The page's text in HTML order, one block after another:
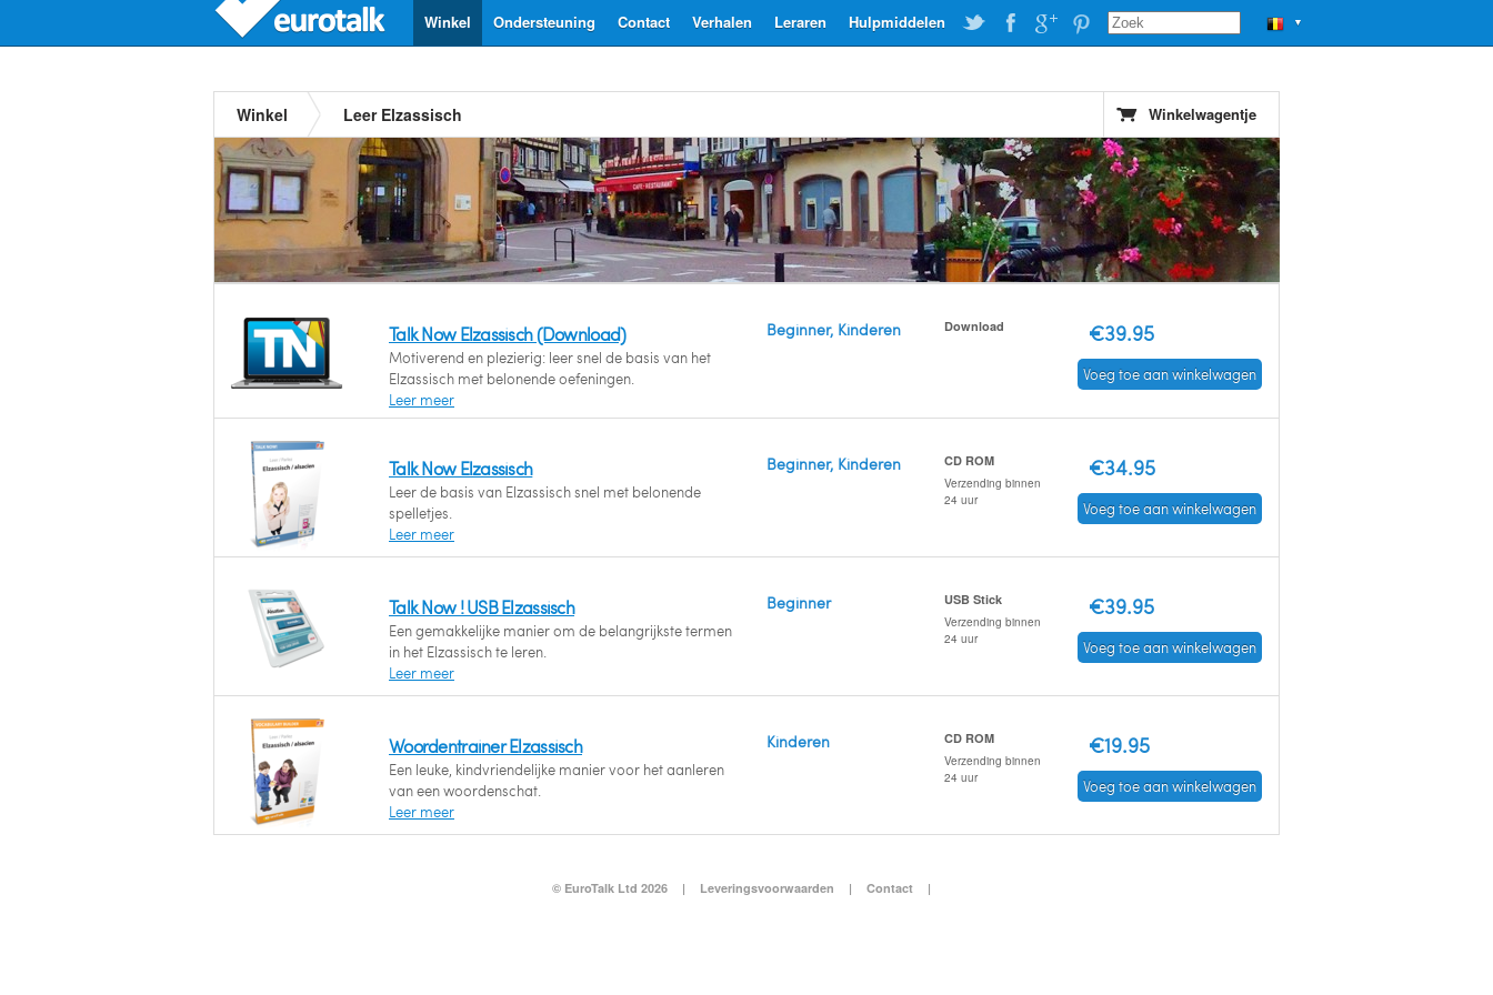
▼
Hulpmiddelen
Leraren
Verhalen
Contact
Ondersteuning
Winkel
Winkel Leer Elzassisch Winkelwagentje
Talk Now Elzassisch (Download)
Motiverend en plezierig: leer snel de basis van het
Elzassisch met belonende oefeningen.
Leer meer
Beginner, Kinderen Download €39.95
Voeg toe aan winkelwagen
Talk Now Elzassisch
Leer de basis van Elzassisch snel met belonende
spelletjes.
Leer meer
Beginner, Kinderen CD ROM
Verzending binnen
24 uur
€34.95
Voeg toe aan winkelwagen
Talk Now ! USB Elzassisch
Een gemakkelijke manier om de belangrijkste termen
in het Elzassisch te leren.
Leer meer
Beginner USB Stick
Verzending binnen
24 uur
€39.95
Voeg toe aan winkelwagen
Woordentrainer Elzassisch
Een leuke, kindvriendelijke manier voor het aanleren
van een woordenschat.
Leer meer
Kinderen CD ROM
Verzending binnen
24 uur
€19.95
Voeg toe aan winkelwagen
© EuroTalk Ltd 2026 | Leveringsvoorwaarden | Contact |